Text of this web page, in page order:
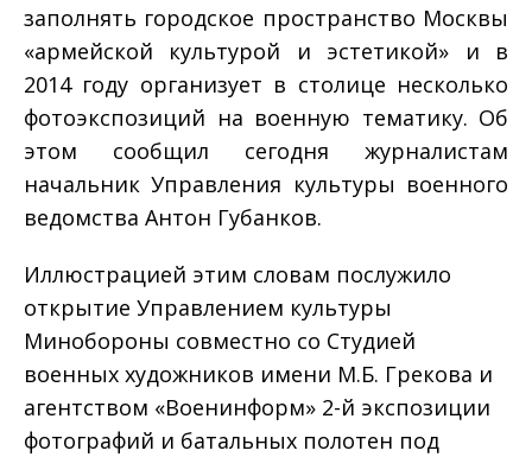
заполнять городское пространство Москвы
«армейской культурой и эстетикой» и в
2014 году организует в столице несколько
фотоэкспозиций на военную тематику. Об
этом сообщил сегодня журналистам
начальник Управления культуры военного
ведомства Антон Губанков.
Иллюстрацией этим словам послужило
открытие Управлением культуры
Минобороны совместно со Студией
военных художников имени М.Б. Грекова и
агентством «Военинформ» 2-й экспозиции
фотографий и батальных полотен под